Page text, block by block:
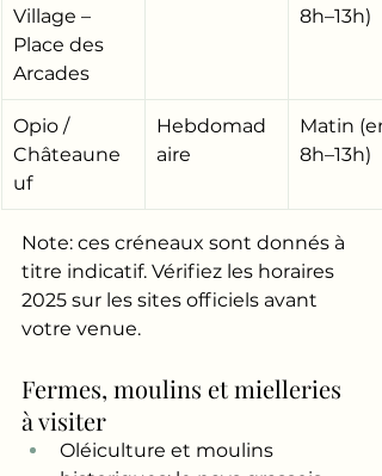
Village –
Place des
Arcades
8h–13h)
Opio /
Châteaune
uf
Hebdomad
aire
Matin
8h–13h)
Note: ces créneaux sont donnés à
titre indicatif. Vérifiez les horaires
2025 sur les sites officiels avant
votre venue.
Fermes, moulins et mielleries
à visiter
Oléiculture et moulins